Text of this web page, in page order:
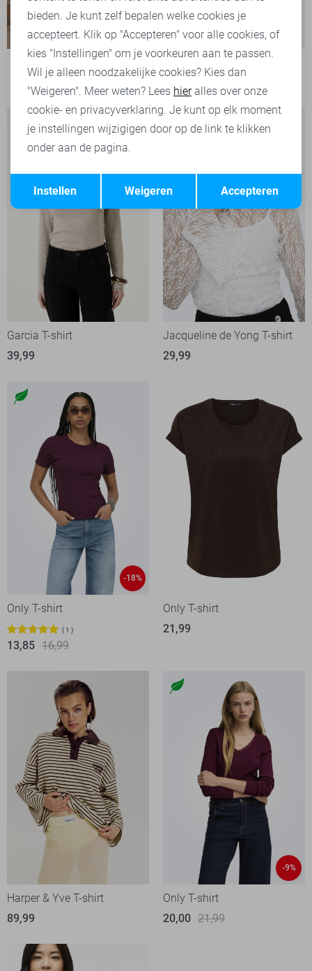
39,99
Garcia T-shirt
39,99
Jacqueline de Yong T-shirt
29,99
-18%
Only T-shirt
1
13,85 16,99
Only T-shirt
21,99
Harper & Yve T-shirt
89,99
-9%
Only T-shirt
20,00 21,99
Terug Opslaan
bieden. Je kunt zelf bepalen welke cookies je
accepteert. Klik op "Accepteren" voor alle cookies, of
kies "Instellingen" om je voorkeuren aan te passen.
Wil je alleen noodzakelijke cookies? Kies dan
"Weigeren". Meer weten? Lees hieralles over onze
cookie- en privacyverklaring. Je kunt op elk moment
je instellingen wijzigigen door op de link te klikken
onder aan de pagina.
Accepteren
Weigeren
Instellen